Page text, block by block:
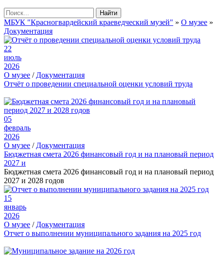
Найти
МБУК "Красногвардейский краеведческий музей" » О музее »
Документация
22
июль
2026
О музее / Документация
Отчёт о проведении специальной оценки условий труда
05
февраль
2026
О музее / Документация
Бюджетная смета 2026 финансовый год и на плановый период
2027 и
Бюджетная смета 2026 финансовый год и на плановый период
2027 и 2028 годов
15
январь
2026
О музее / Документация
Отчет о выполнении муниципального задания на 2025 год